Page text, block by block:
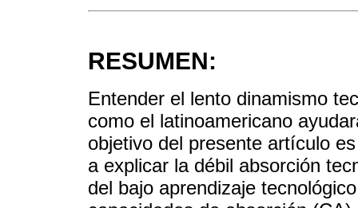
RESUMEN:
Entender el lento dinamismo
como el latinoamericano
objetivo del presente artículo
a explicar la débil absorción
del bajo aprendizaje